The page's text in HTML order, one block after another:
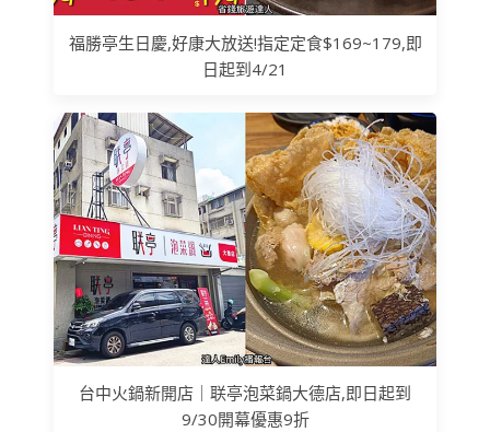
福勝亭生日慶,好康大放送!指定定食$169~179,即
日起到4/21
台中火鍋新開店｜联亭泡菜鍋大德店,即日起到
9/30開幕優惠9折